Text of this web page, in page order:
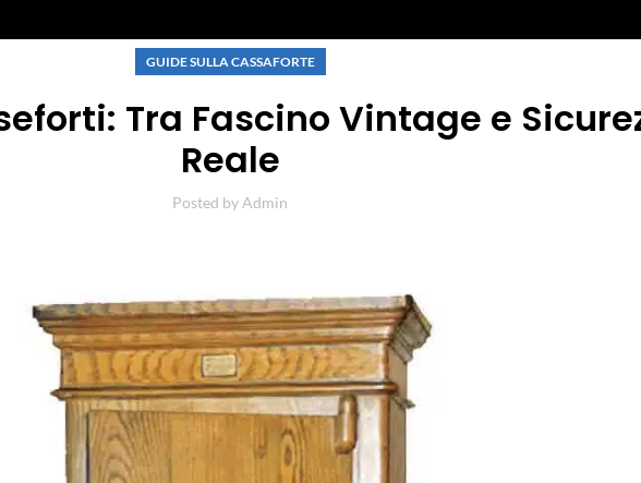
GUIDE SULLA CASSAFORTE
Tra Fascino Vintage e
Reale
Posted by Admin